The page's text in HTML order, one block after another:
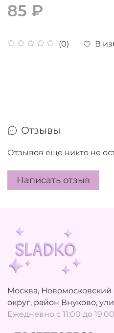
(0) В
85 ₽
Отзывы
Отзывов еще никто не
Написать отзыв
Москва,
округ, район Внуково,
Ежедневно с 11:00 до 19:00